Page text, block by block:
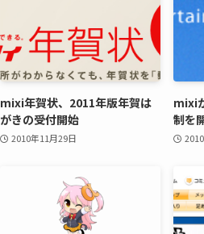
mixi年賀状、2011年版年賀は
がきの受付開始
2010年11月29日
mixi
制を